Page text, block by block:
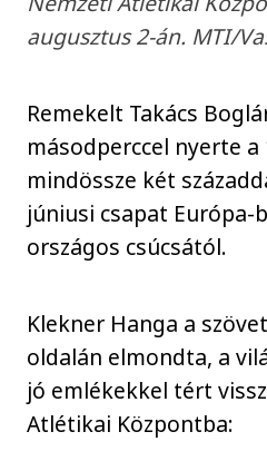
augusztus 2-án. MTI/
Remekelt Takács
másodperccel nyerte
mindössze két
júniusi csapat
országos csúcsától.
Klekner Hanga a
oldalán elmondta, a
jó emlékekkel tért
Atlétikai Központba: